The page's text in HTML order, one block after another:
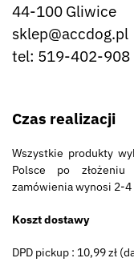
44-100 Gliwice
sklep@accdog.pl
tel: 519-402-908
Czas realizacji
Wszystkie produkty
Polsce po złożeniu
zamówienia wynosi 2-4
Koszt dostawy
DPD pickup : 10,99 zł